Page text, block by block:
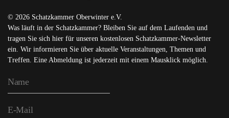
© 2026 Schatzkammer Oberwinter e.V.
Was läuft in der Schatzkammer? Bleiben Sie auf dem Laufenden und
tragen Sie sich hier für unseren kostenlosen Schatzkammer-Newsletter
ein. Wir informieren Sie über aktuelle Veranstaltungen, Themen und
Treffen. Eine Abmeldung ist jederzeit mit einem Mausklick möglich.